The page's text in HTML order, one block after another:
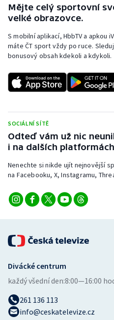
Ragby
Rychlobruslení
Short track
Sportovní střelba
Stolní tenis
Triatlon
Vodní slalom
Volejbal
Mějte celý sportovní
velké obrazovce.
S mobilní aplikací, HbbTV a apkou
máte ČT sport vždy po ruce.
bonusový obsah kdekoli a kdykoli.
SOCIÁLNÍ SÍTĚ
Odteď vám už nic
i na dalších
Nenechte si nikde ujít nejnovější
na Facebooku, X, Instagramu,
Divácké centrum
každý všední den:8:00—16:00
261 136 113
info@ceskatelevize.cz